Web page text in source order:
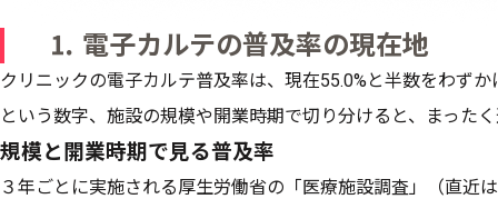
⒈ 電子カルテの普及率の現在地
クリニックの電子カルテ普及率は、現在55.0%と半数をわず
という数字、施設の規模や開業時期で切り分けると、まった
規模と開業時期で見る普及率
３年ごとに実施される厚生労働省の「医療施設調査」（直近